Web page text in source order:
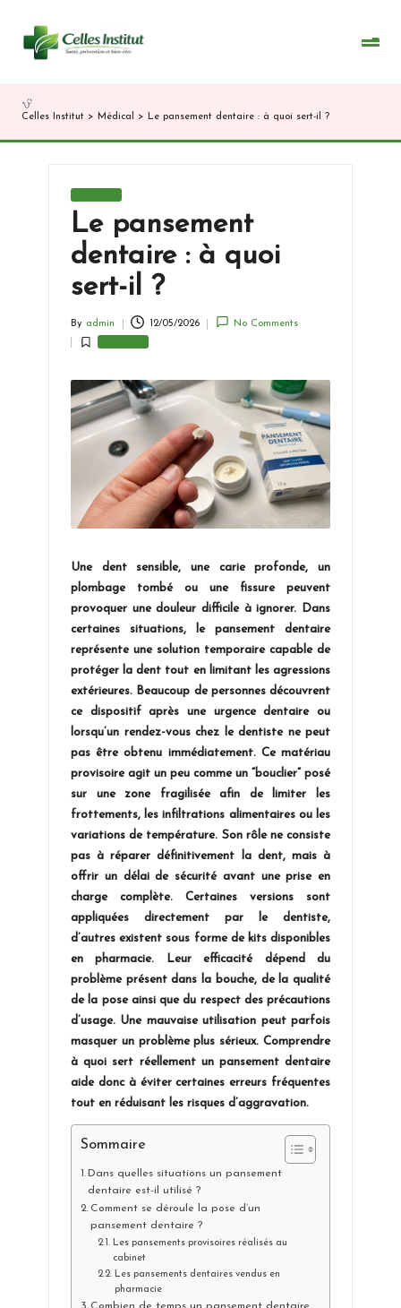
Celles Institut > Médical > Le pansement dentaire : à quoi sert-il ?
in
Le pansement
dentaire : à quoi
sert-il ?
by
By admin 12/05/2026 No Comments
Posted
Une dent sensible, une carie profonde, un
plombage tombé ou une fissure peuvent
provoquer une douleur difficile à ignorer. Dans
certaines situations, le pansement dentaire
représente une solution temporaire capable de
protéger la dent tout en limitant les agressions
extérieures. Beaucoup de personnes découvrent
ce dispositif après une urgence dentaire ou
lorsqu’un rendez-vous chez le dentiste ne peut
pas être obtenu immédiatement. Ce matériau
provisoire agit un peu comme un “bouclier” posé
sur une zone fragilisée afin de limiter les
frottements, les infiltrations alimentaires ou les
variations de température. Son rôle ne consiste
pas à réparer définitivement la dent, mais à
offrir un délai de sécurité avant une prise en
charge complète. Certaines versions sont
appliquées directement par le dentiste,
d’autres existent sous forme de kits disponibles
en pharmacie. Leur efficacité dépend du
problème présent dans la bouche, de la qualité
de la pose ainsi que du respect des précautions
d’usage. Une mauvaise utilisation peut parfois
masquer un problème plus sérieux. Comprendre
à quoi sert réellement un pansement dentaire
aide donc à éviter certaines erreurs fréquentes
tout en réduisant les risques d’aggravation.
Sommaire
Dans quelles situations un pansement
dentaire est-il utilisé ?
Comment se déroule la pose d’un
pansement dentaire ?
Les pansements provisoires réalisés au
cabinet
Les pansements dentaires vendus en
pharmacie